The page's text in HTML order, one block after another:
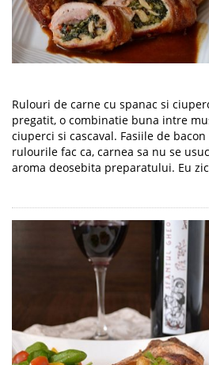
Rulouri de carne cu spanac si
pregatit, o combinatie buna intre
ciuperci si cascaval. Fasiile de
rulourile fac ca, carnea sa nu se
aroma deosebita preparatului. Eu